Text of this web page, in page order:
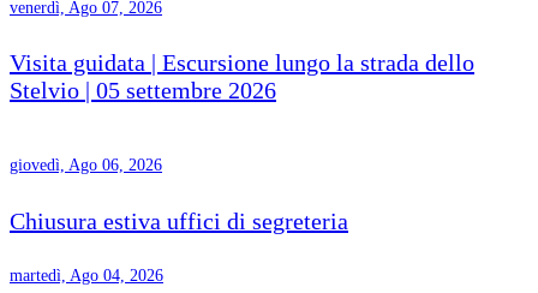
venerdì, Ago 07, 2026
Visita guidata | Escursione lungo la strada dello
Stelvio | 05 settembre 2026
giovedì, Ago 06, 2026
Chiusura estiva uffici di segreteria
martedì, Ago 04, 2026